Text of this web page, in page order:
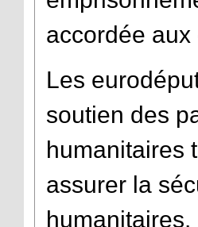
accordée
Les
soutien des
humanitaires
assurer la
humanitaires.